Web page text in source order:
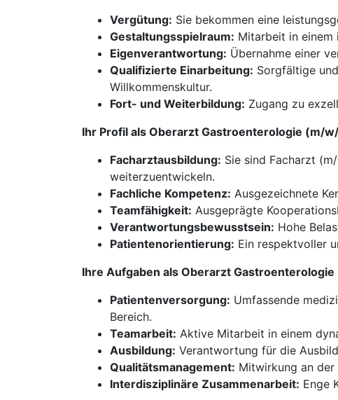
Vergütung: Sie bekommen eine
Gestaltungsspielraum: Mitarbeit in einem
Eigenverantwortung: Übernahme einer
Qualifizierte Einarbeitung: Sorgfältige
Willkommenskultur.
Fort- und Weiterbildung: Zugang zu
Ihr Profil als Oberarzt Gastroenterologie (m/
Facharztausbildung: Sie sind Facharzt
weiterzuentwickeln.
Fachliche Kompetenz: Ausgezeichnete
Teamfähigkeit: Ausgeprägte
Verantwortungsbewusstsein: Hohe
Patientenorientierung: Ein respektvoller
Ihre Aufgaben als Oberarzt
Patientenversorgung: Umfassende
Bereich.
Teamarbeit: Aktive Mitarbeit in einem
Ausbildung: Verantwortung für die
Qualitätsmanagement: Mitwirkung an der
Interdisziplinäre Zusammenarbeit: Enge